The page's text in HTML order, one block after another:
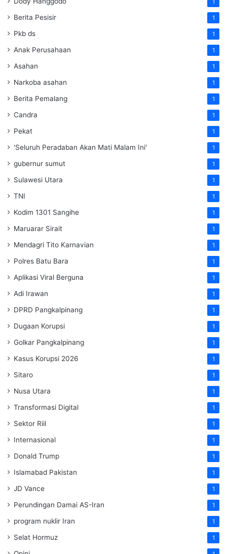
1
Berita Pesisir 1
Pkb ds 1
Anak Perusahaan 1
Asahan 1
Narkoba asahan 1
Berita Pemalang 1
Candra 1
Pekat 1
'Seluruh Peradaban Akan Mati Malam Ini' 1
gubernur sumut 1
Sulawesi Utara 1
TNI 1
Kodim 1301 Sangihe 1
Maruarar Sirait 1
Mendagri Tito Karnavian 1
Polres Batu Bara 1
Aplikasi Viral Berguna 1
Adi Irawan 1
DPRD Pangkalpinang 1
Dugaan Korupsi 1
Golkar Pangkalpinang 1
Kasus Korupsi 2026 1
Sitaro 1
Nusa Utara 1
Transformasi Digital 1
Sektor Riil 1
Internasional 1
Donald Trump 1
Islamabad Pakistan 1
JD Vance 1
Perundingan Damai AS-Iran 1
program nuklir Iran 1
Selat Hormuz 1